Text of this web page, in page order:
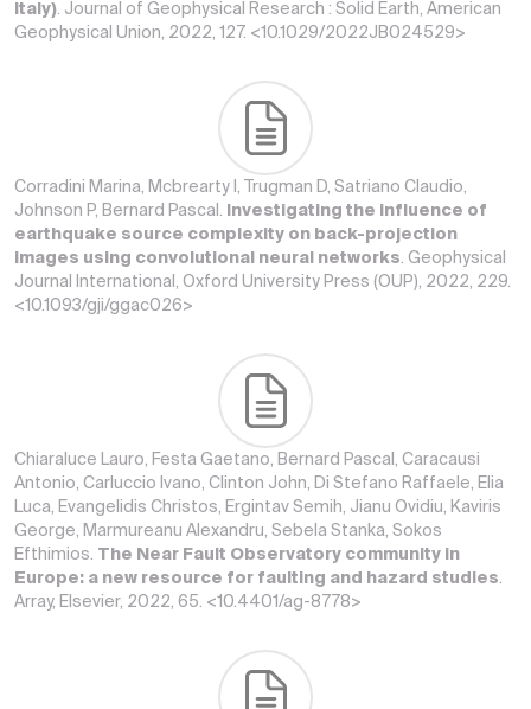
Italy). Journal of Geophysical Research : Solid Earth, American
Geophysical Union, 2022, 127. <10.1029/2022JB024529>
Corradini Marina, Mcbrearty I, Trugman D, Satriano Claudio,
Johnson P, Bernard Pascal.
Investigating the influence of
earthquake source complexity on back-projection
images using convolutional neural networks. Geophysical
Journal International, Oxford University Press (OUP), 2022, 229.
<10.1093/gji/ggac026>
Chiaraluce Lauro, Festa Gaetano, Bernard Pascal, Caracausi
Antonio, Carluccio Ivano, Clinton John, Di Stefano Raffaele, Elia
Luca, Evangelidis Christos, Ergintav Semih, Jianu Ovidiu, Kaviris
George, Marmureanu Alexandru, Sebela Stanka, Sokos
Efthimios. The Near Fault Observatory community in
Europe: a new resource for faulting and hazard studies.
Array, Elsevier, 2022, 65. <10.4401/ag-8778>